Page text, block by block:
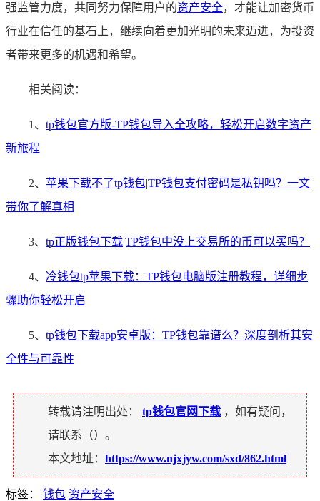
强监管力度，共同努力保障用户的资产安全，才能让加密货币
行业在信任的基石上，继续向着更加光明的未来迈进，为投资
者带来更多的机遇和希望。
相关阅读：
1、 tp钱包官方版-TP钱包导入全攻略，轻松开启数字资产
新旅程
2、 苹果下载不了tp钱包|TP钱包支付密码是私钥吗？一文
带你了解真相
3、 tp正版钱包下载|TP钱包中没上交易所的币可以买吗？
4、 冷钱包tp苹果下载：TP钱包电脑版注册教程，详细步
骤助你轻松开启
5、 tp钱包下载app安卓版：TP钱包靠谱么？深度剖析其安
全性与可靠性
转载请注明出处： tp钱包官网下载 ，如有疑问，
请联系（）。
本文地址： https://www.njxjyw.com/sxd/862.html
标签： 钱包 资产安全